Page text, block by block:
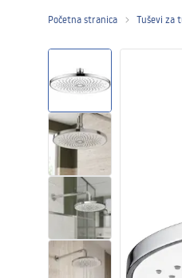
Tuš vrata
Tuš kade
Tuš Kanalice
WC školjke
Umivaonici
Početna stranica Tuševi za